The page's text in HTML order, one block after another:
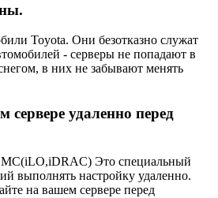
Toyota. Они безотказно служат
- серверы не попадают в
в них не забывают менять
сервере удаленно перед
Это специальный
выполнять настройку удаленно.
на вашем сервере перед